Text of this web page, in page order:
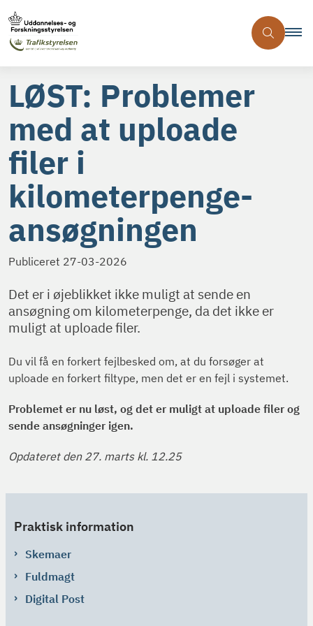
LØST: Problemer
med at uploade
filer i
kilometerpenge-
ansøgningen
Publiceret 27-03-2026
Det er i øjeblikket ikke muligt at sende en
ansøgning om kilometerpenge, da det ikke er
muligt at uploade filer.
Du vil få en forkert fejlbesked om, at du forsøger at
uploade en forkert filtype, men det er en fejl i systemet.
Problemet er nu løst, og det er muligt at uploade filer og
sende ansøgninger igen.
Opdateret den 27. marts kl. 12.25
Praktisk information
Skemaer
Fuldmagt
Digital Post